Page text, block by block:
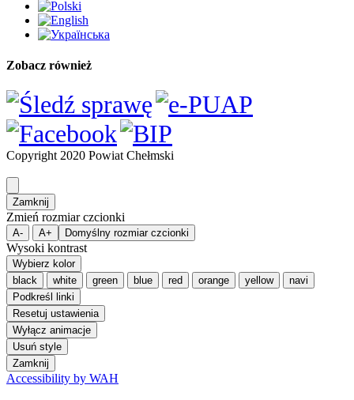
Zobacz również
Copyright 2020 Powiat Chełmski
Zamknij
Zmień rozmiar czcionki
A- A+
Wysoki kontrast
Wybierz kolor
black
white green blue red
Podkreśl linki
Resetuj ustawienia
Wyłącz animacje
Usuń style
Zamknij
Accessibility by WAH
Budowa drogi powiatowej Nr 1719L na odcinku od km
3+535 do km 7+146 wraz ze ścieżką rowerową w ciągu drogi